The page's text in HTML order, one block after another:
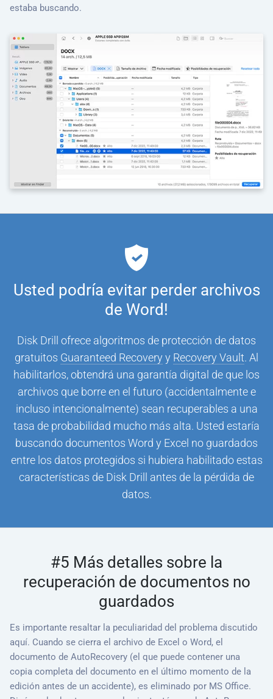
estaba buscando.
Usted podría evitar perder archivos
de Word!
Disk Drill ofrece algoritmos de protección de datos
gratuitos Guaranteed Recovery y Recovery Vault. Al
habilitarlos, obtendrá una garantía digital de que los
archivos que borre en el futuro (accidentalmente e
incluso intencionalmente) sean recuperables a una
tasa de probabilidad mucho más alta. Usted estaría
buscando documentos Word y Excel no guardados
entre los datos protegidos si hubiera habilitado estas
características de Disk Drill antes de la pérdida de
datos.
#5 Más detalles sobre la
recuperación de documentos no
guardados
Es importante resaltar la peculiaridad del problema discutido
aquí. Cuando se cierra el archivo de Excel o Word, el
documento de AutoRecovery (el que puede contener una
copia completa del documento en el último momento de la
edición antes de un accidente), es eliminado por MS Office.